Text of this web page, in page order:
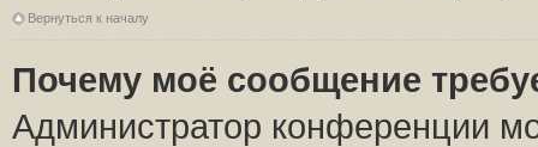
Вернуться к началу
Почему моё сообщение
Администратор конференции